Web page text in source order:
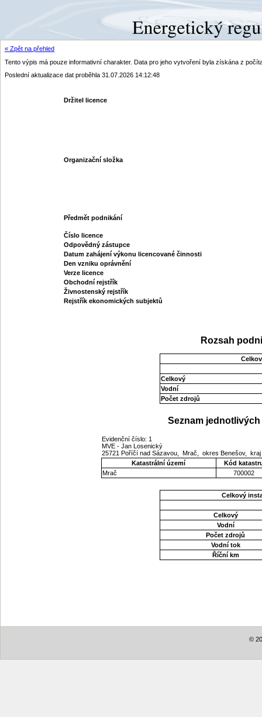
« Zpět na přehled
Tento výpis má pouze informativní charakter. Data pro jeho vytvoření byla získána z
Poslední aktualizace dat proběhla 31.07.2026 14:12:48
Držitel licence
Organizační složka
Předmět podnikání
Číslo licence
Odpovědný zástupce
Datum zahájení výkonu licencované činnosti
Den vzniku oprávnění
Verze licence
Obchodní rejstřík
Živnostenský rejstřík
Rejstřík ekonomických subjektů
Rozsah
Celkový
Vodní
Počet zdrojů
Seznam
Evidenční číslo: 1
MVE - Jan Losenický
25721 Poříčí nad Sázavou, Mrač, okres Benešov,
Katastrální území
Kód
Mrač
700002
Celkový
Celkový
Vodní
Počet zdrojů
Vodní tok
Říční km
©